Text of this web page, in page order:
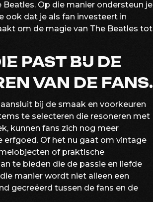
Op die manier ondersteun je
ook dat je als fan investeert in
om de magie van The Beatles tot
PAST BIJ DE
VAN DE FANS.
bij de smaak en voorkeuren
te selecteren die resoneren met
kunnen fans zich nog meer
erfgoed. Of het nu gaat om vintage
of praktische
te bieden die de passie en liefde
manier wordt niet alleen een
gecreëerd tussen de fans en de